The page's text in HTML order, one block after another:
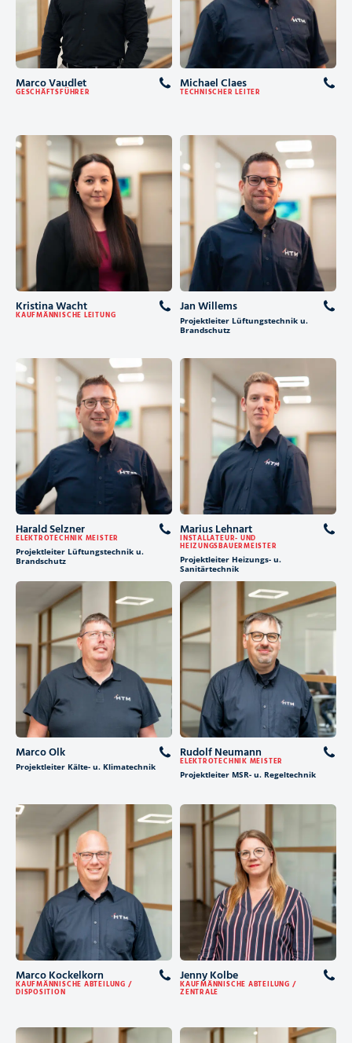
Marco Vaudlet
GESCHÄFTSFÜHRER Michael Claes
TECHNISCHER LEITER
Kristina Wacht
KAUFMÄNNISCHE LEITUNG Jan Willems
Projektleiter Lüftungstechnik u.
Brandschutz
Harald Selzner
ELEKTROTECHNIK MEISTER
Projektleiter Lüftungstechnik u.
Brandschutz
Marius Lehnart
INSTALLATEUR- UND
HEIZUNGSBAUERMEISTER
Projektleiter Heizungs- u.
Sanitärtechnik
Marco Olk
Projektleiter Kälte- u. Klimatechnik
Rudolf Neumann
ELEKTROTECHNIK MEISTER
Projektleiter MSR- u. Regeltechnik
Marco Kockelkorn
KAUFMÄNNISCHE ABTEILUNG /
DISPOSITION
Jenny Kolbe
KAUFMÄNNISCHE ABTEILUNG /
ZENTRALE